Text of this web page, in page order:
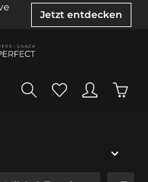
Jetzt entdecken